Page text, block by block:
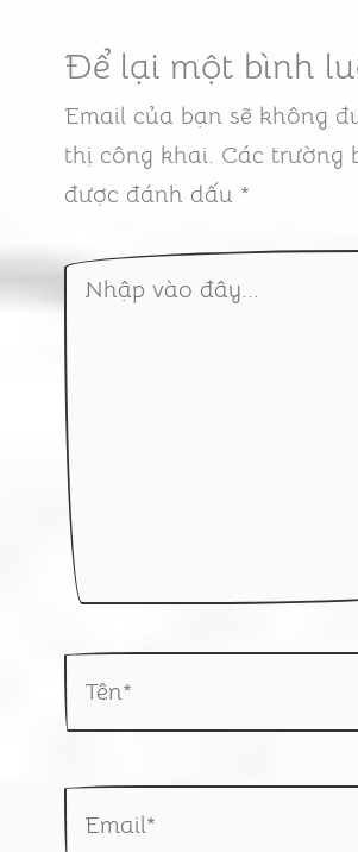
Để lại một bình
Email của bạn sẽ không
thị công khai. Các trường
được đánh dấu *
Nhập
vào
đây...
Tên*
Email*